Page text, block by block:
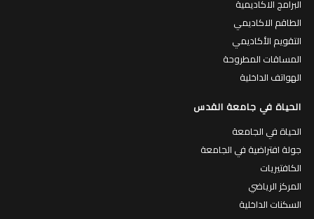
البرامج الاكاديمية
الطاقم الاكاديمي
التقويم الأكاديمي
المساقات المطروحة
الهواتف الداخلية
الحياة في جامعة القدس
الحياة في الجامعة
جولة افتراضية في الجامعة
الكافتيريات
المركز الرياضي
السكنات الداخلية